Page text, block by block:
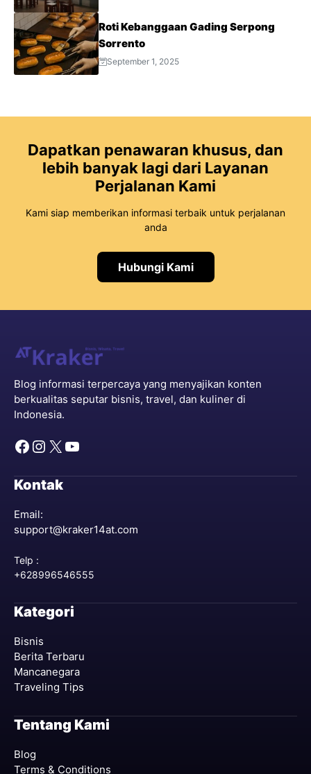
Roti Kebanggaan Gading Serpong
Sorrento
September 1, 2025
Dapatkan penawaran khusus, dan
lebih banyak lagi dari Layanan
Perjalanan Kami
Kami siap memberikan informasi terbaik untuk perjalanan
anda
Hubungi Kami
Blog informasi terpercaya yang menyajikan konten
berkualitas seputar bisnis, travel, dan kuliner di
Indonesia.
Facebook
Instagram
X YouTube
Kontak
Email:
support@kraker14at.com
Telp :
+628996546555
Kategori
Bisnis
Berita Terbaru
Mancanegara
Traveling Tips
Tentang Kami
Blog
Terms & Conditions